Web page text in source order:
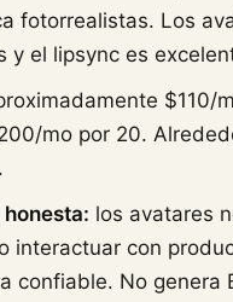
fotorrealistas. Los
y el lipsync es
$110/
mo por 20.
los avatares
interactuar con
confiable. No genera